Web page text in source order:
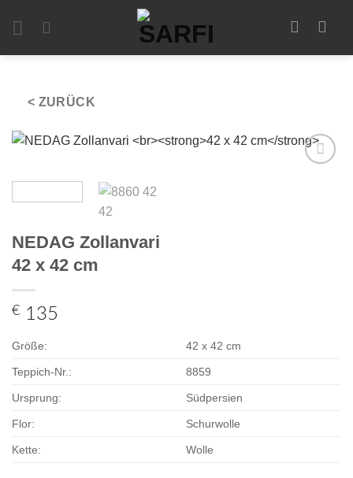
< ZURÜCK
NEDAG Zollanvari
42 x 42 cm
€ 135
Größe: 42 x 42 cm
Teppich-Nr.: 8859
Ursprung: Südpersien
Flor: Schurwolle
Kette: Wolle